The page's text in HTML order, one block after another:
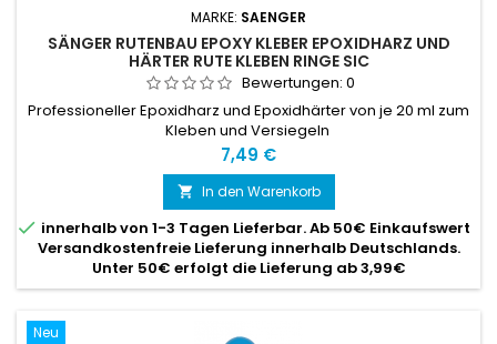
MARKE: SAENGER
SÄNGER RUTENBAU EPOXY KLEBER EPOXIDHARZ UND
HÄRTER RUTE KLEBEN RINGE SIC
Bewertungen: 0
Professioneller Epoxidharz und Epoxidhärter von je 20 ml zum
Kleben und Versiegeln
Preis
7,49 €
 In den Warenkorb
 innerhalb von 1-3 Tagen Lieferbar. Ab 50€ Einkaufswert
Versandkostenfreie Lieferung innerhalb Deutschlands.
Unter 50€ erfolgt die Lieferung ab 3,99€
Neu